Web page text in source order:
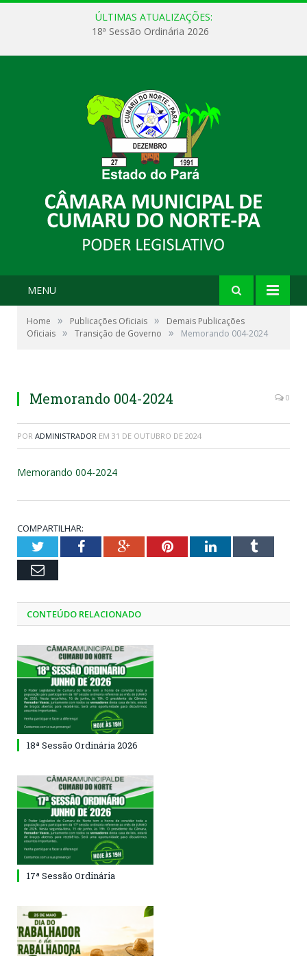
ÚLTIMAS ATUALIZAÇÕES:
18ª Sessão Ordinária 2026
MENU
Home » Publicações Oficiais »
Demais Publicações
Oficiais » Transição de Governo » Memorando 004-2024
Memorando 004-2024 0
POR ADMINISTRADOR EM 31 DE OUTUBRO DE 2024
Memorando 004-2024
COMPARTILHAR:
TwitterFacebookGoogle+PinterestLinkedInTumblr
Email
CONTEÚDO RELACIONADO
18ª Sessão Ordinária 2026
17ª Sessão Ordinária